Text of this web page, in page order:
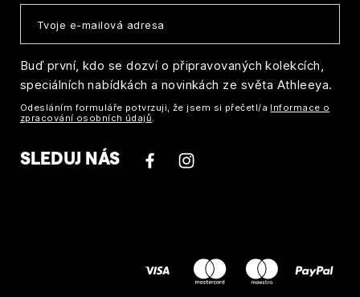
Buď první, kdo se dozví o připravovaných kolekcích,
speciálních nabídkách a novinkách ze světa Athleeya.
Odesláním formuláře potvrzuji, že jsem si přečetl/a Informace o
zpracování osobních údajů.
SLEDUJ NÁS